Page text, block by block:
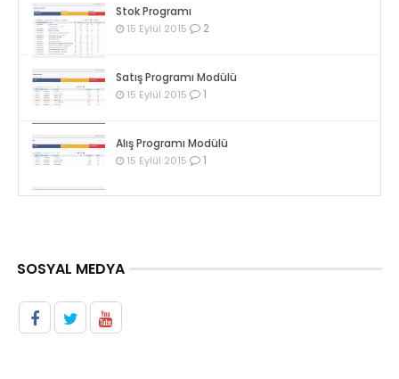
Stok Programı
15 Eylül 2015 2
Satış Programı Modülü
15 Eylül 2015 1
Alış Programı Modülü
15 Eylül 2015 1
SOSYAL MEDYA